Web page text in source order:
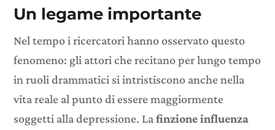
Un legame importante
Nel tempo i ricercatori hanno osservato questo
fenomeno: gli attori che recitano per lungo tempo
in ruoli drammatici si intristiscono anche nella
vita reale al punto di essere maggiormente
soggetti alla depressione. Lafinzione influenza